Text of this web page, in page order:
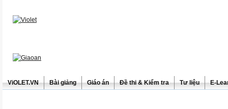
ViOLET.VN Bài giảng Giáo án Đề thi & Kiểm tra Tư liệu E-